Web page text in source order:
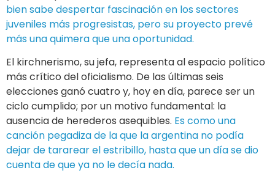
bien sabe despertar fascinación en los sectores
juveniles más progresistas, pero su proyecto prevé
más una quimera que una oportunidad.
El kirchnerismo, su jefa, representa al espacio político
más crítico del oficialismo. De las últimas seis
elecciones ganó cuatro y, hoy en día, parece ser un
ciclo cumplido; por un motivo fundamental: la
ausencia de herederos asequibles. Es como una
canción pegadiza de la que la argentina no podía
dejar de tararear el estribillo, hasta que un día se dio
cuenta de que ya no le decía nada.